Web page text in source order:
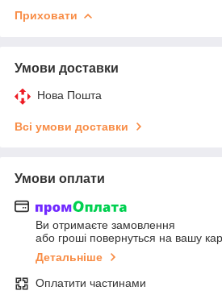
Приховати
Умови доставки
Нова Пошта
Всі умови доставки
Умови оплати
Ви отримаєте замовлення
або гроші повернуться на вашу
Детальніше
Оплатити частинами